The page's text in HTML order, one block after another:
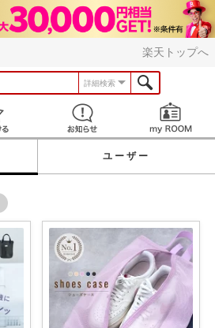
楽天トップへ
詳細検索
見つける お知らせ
ユーザー